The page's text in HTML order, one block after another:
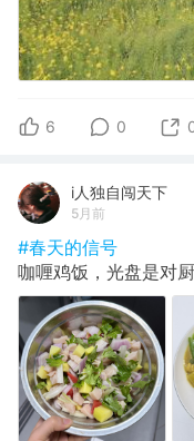
6 0
i人独自闯天下
5月前
#春天的信号
咖喱鸡饭，光盘是对